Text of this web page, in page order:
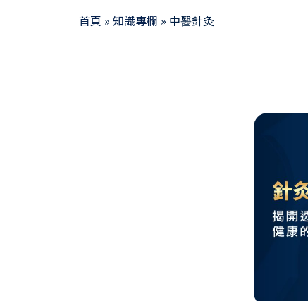
首頁 » 知識專欄 » 中醫針灸